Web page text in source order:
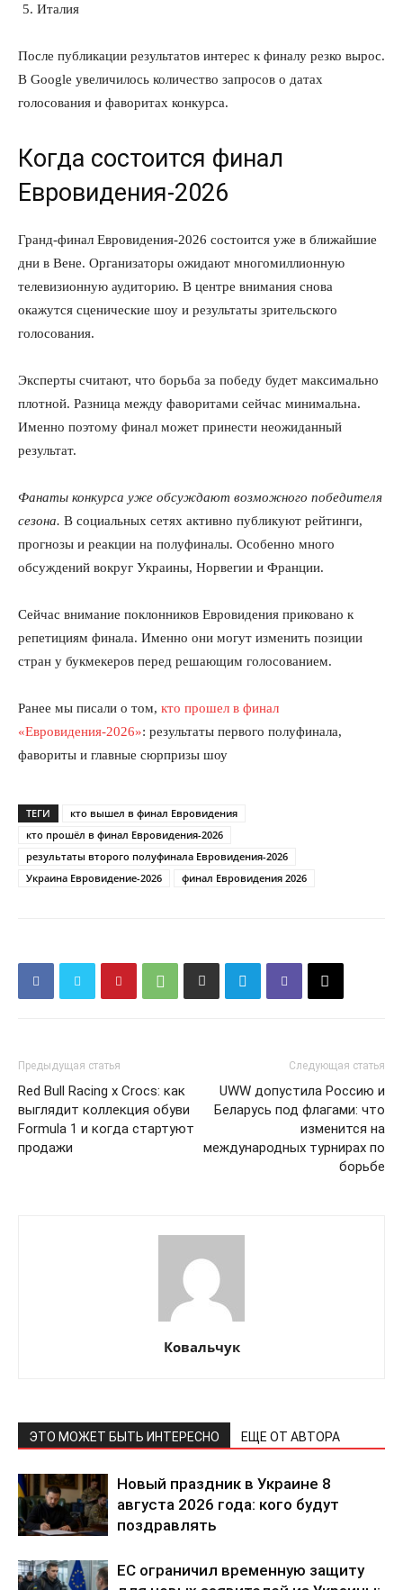
КавПолит
О нас
Политика конфиденциальности
Отказ от ответственности
Подписка
Италия
После публикации результатов интерес к финалу резко вырос.
В Google увеличилось количество запросов о датах
голосования и фаворитах конкурса.
Когда состоится финал
Евровидения-2026
Гранд-финал Евровидения-2026 состоится уже в ближайшие
дни в Вене. Организаторы ожидают многомиллионную
телевизионную аудиторию. В центре внимания снова
окажутся сценические шоу и результаты зрительского
голосования.
Эксперты считают, что борьба за победу будет максимально
плотной. Разница между фаворитами сейчас минимальна.
Именно поэтому финал может принести неожиданный
результат.
Фанаты конкурса уже обсуждают возможного победителя
сезона. В социальных сетях активно публикуют рейтинги,
прогнозы и реакции на полуфиналы. Особенно много
обсуждений вокруг Украины, Норвегии и Франции.
Сейчас внимание поклонников Евровидения приковано к
репетициям финала. Именно они могут изменить позиции
стран у букмекеров перед решающим голосованием.
Ранее мы писали о том, кто прошел в финал
«Евровидения-2026»: результаты первого полуфинала,
фавориты и главные сюрпризы шоу
ТЕГИ
кто вышел в финал Евровидения
кто прошёл в финал Евровидения-2026
результаты второго полуфинала Евровидения-2026
Украина Евровидение-2026
финал Евровидения 2026
Предыдущая статья
Red Bull Racing x Crocs: как
выглядит коллекция обуви
Formula 1 и когда стартуют
продажи
Следующая статья
UWW допустила Россию и
Беларусь под флагами: что
изменится на
международных турнирах по
борьбе
Ковальчук
ЭТО МОЖЕТ БЫТЬ ИНТЕРЕСНО ЕЩЕ ОТ АВТОРА
Новый праздник в Украине 8
августа 2026 года: кого будут
поздравлять
ЕС ограничил временную защиту